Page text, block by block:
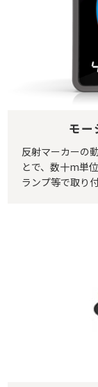
モー
反射マーカーの
とで、数十m単
ランプ等で取り